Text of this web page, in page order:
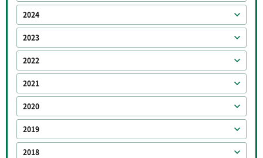
2024
2023
2022
2021
2020
2019
2018